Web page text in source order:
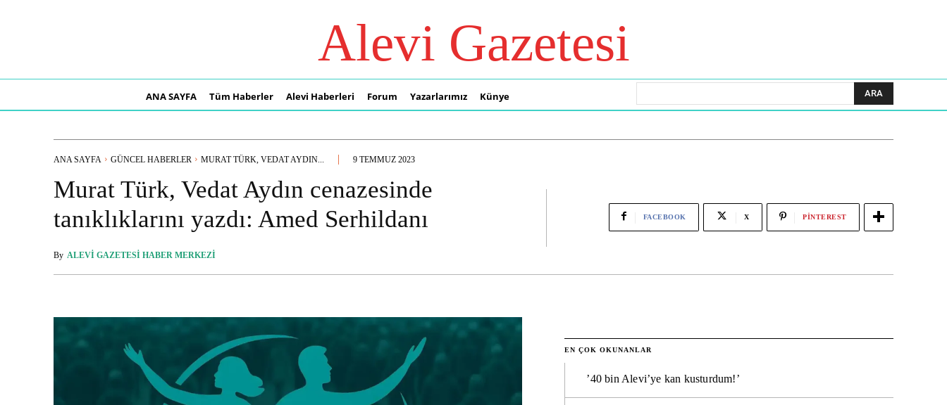
Alevi Gazetesi
ANA SAYFA Tüm Haberler Alevi Haberleri Forum Yazarlarımız Künye ARA
ANA SAYFA GÜNCEL HABERLER MURAT TÜRK, VEDAT AYDIN... 9 TEMMUZ 2023
Murat Türk, Vedat Aydın cenazesinde
tanıklıklarını yazdı: Amed Serhildanı
By ALEVI GAZETESI HABER MERKEZI
FACEBOOK X PINTEREST
EN ÇOK OKUNANLAR
’40 bin Alevi’ye kan kusturdum!’